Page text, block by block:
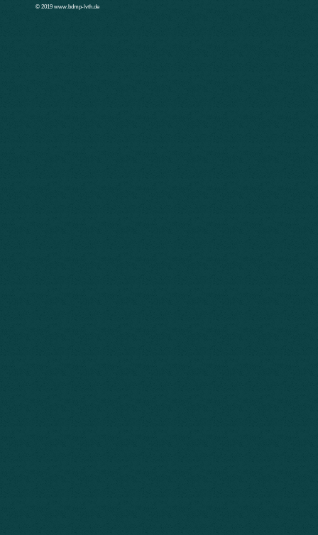
© 2019 www.bdmp-lvth.de